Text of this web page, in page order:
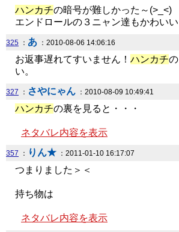
ハンカチの暗号が難しかった～(>_<)
エンドロールの３ニャン達もかわい
325 ： あ ：2010-08-06 14:06:16
お返事遅れてすいません！ ハンカチ
い。
327 ： さやにゃん ：2010-08-09 10:49:41
ハンカチの裏を見ると・・・
ネタバレ内容を表示
357 ： りん★ ：2011-01-10 16:17:07
つまりました＞＜
持ち物は
ネタバレ内容を表示